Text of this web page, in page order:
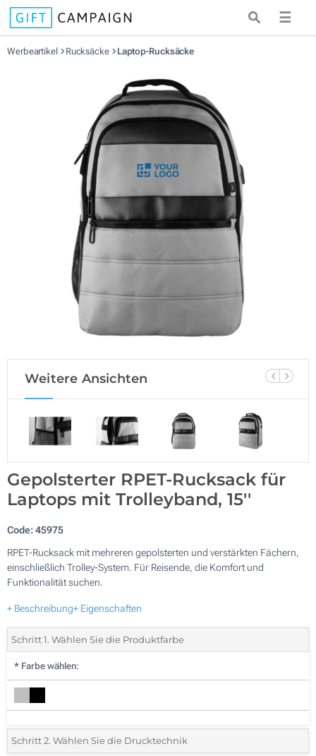
☰
Werbeartikel Rucksäcke Laptop-Rucksäcke
Weitere Ansichten
Gepolsterter RPET-Rucksack für
Laptops mit Trolleyband, 15''
Code:45975
RPET-Rucksack mit mehreren gepolsterten und verstärkten Fächern,
einschließlich Trolley-System. Für Reisende, die Komfort und
Funktionalität suchen.
+ Beschreibung+ Eigenschaften
Schritt 1. Wählen Sie die Produktfarbe
* Farbe wählen:
Schritt 2. Wählen Sie die Drucktechnik